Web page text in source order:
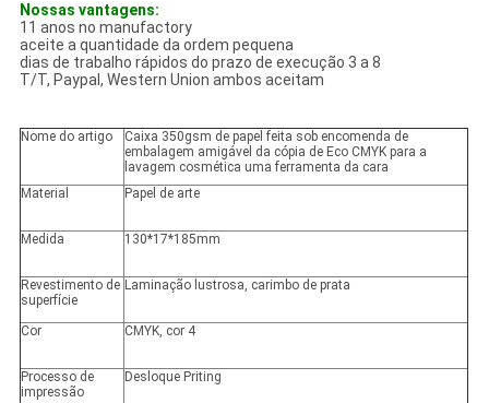
Nossas vantagens:
11 anos no manufactory
aceite a quantidade da ordem pequena
dias de trabalho rápidos do prazo de execução 3 a 8
T/T, Paypal, Western Union ambos aceitam
Nome do artigo
Caixa 350gsm de papel feita sob encomenda de
embalagem amigável da cópia de Eco CMYK para a
lavagem cosmética uma ferramenta da cara
Material
Papel de arte
Medida 130*17*185mm
Revestimento de
superfície
Laminação lustrosa, carimbo de prata
Cor CMYK, cor 4
Processo de
impressão
Desloque Priting